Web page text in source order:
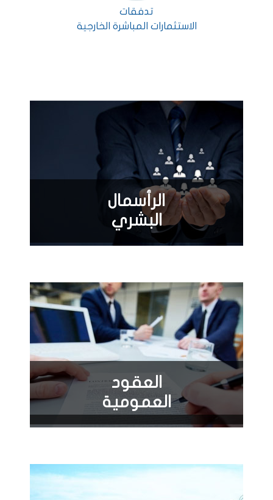
تدفقات
الاستثمارات المباشرة الخارجية
الرأسمال
البشري
العقود
العمومية